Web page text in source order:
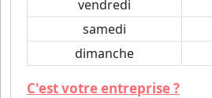
vendredi
samedi
dimanche
C'est votre entreprise ?